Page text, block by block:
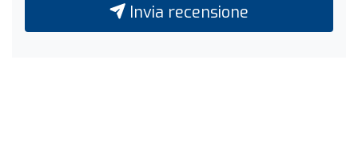
Invia recensione